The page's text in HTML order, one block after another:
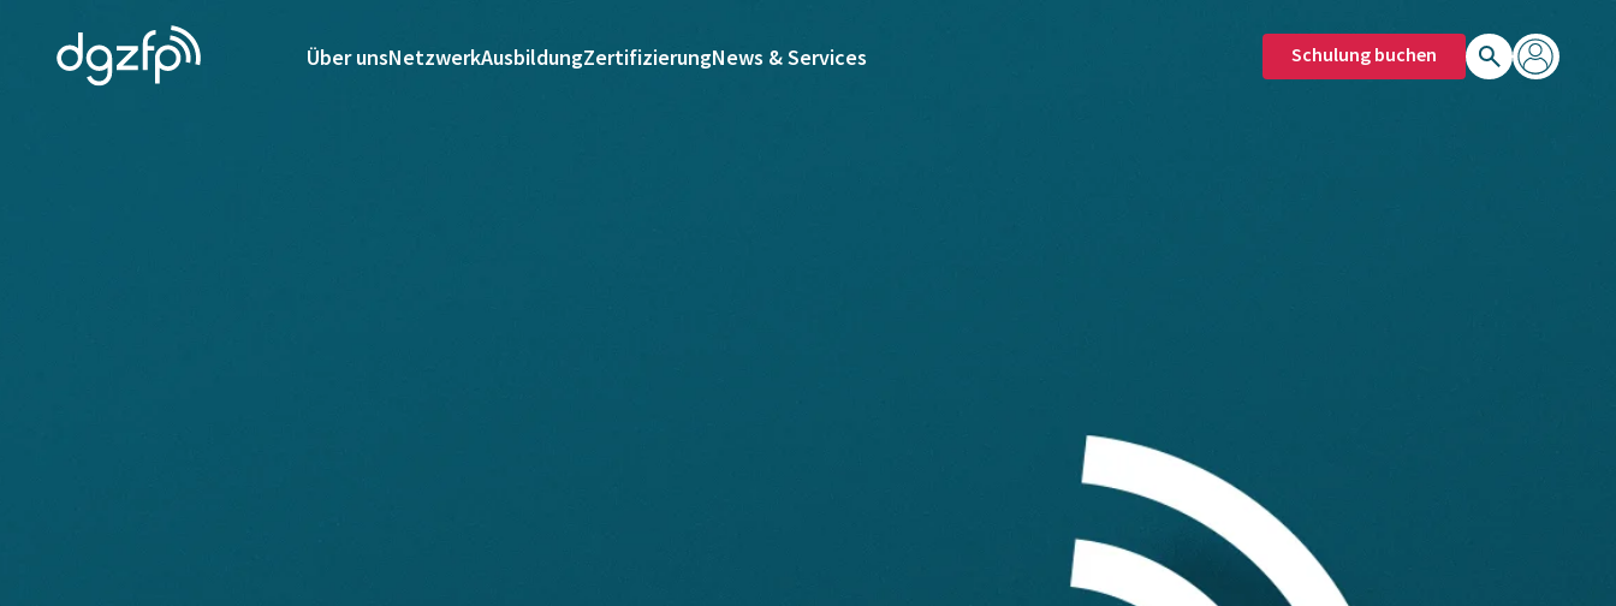
Über unsNetzwerkAusbildungZertifizierungNews & Services Schulung buchen